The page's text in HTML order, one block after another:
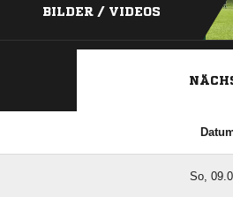
BILDER / VIDEOS
So,